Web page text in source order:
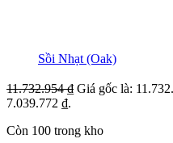
Sồi Nhạt (Oak)
11.732.954₫ Giá gốc là:
7.039.772 ₫.
Còn 100 trong kho